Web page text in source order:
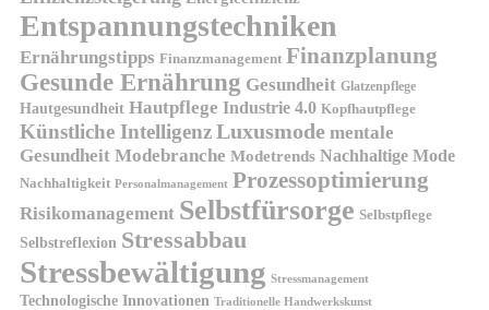
Entspannungstechniken
Ernährungstipps Finanzmanagement Finanzplanung
Gesunde Ernährung Gesundheit Glatzenpflege
Hautgesundheit Hautpflege Industrie 4.0 Kopfhautpflege
Künstliche IntelligenzLuxusmode mentale
Gesundheit Modebranche Modetrends Nachhaltige Mode
Nachhaltigkeit Personalmanagement Prozessoptimierung
Risikomanagement Selbstfürsorge Selbstpflege
Selbstreflexion Stressabbau
Stressbewältigung Stressmanagement
Technologische Innovationen Traditionelle Handwerkskunst